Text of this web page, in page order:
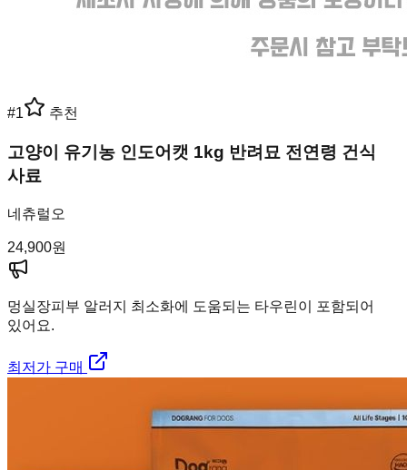
#1 추천
고양이 유기농 인도어캣 1kg 반려묘 전연령 건식
사료
네츄럴오
24,900원
멍실장피부 알러지 최소화에 도움되는 타우린이 포함되어
있어요.
최저가 구매